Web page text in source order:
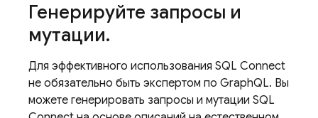
Генерируйте запросы и
мутации.
Для эффективного использования SQL Connect
не обязательно быть экспертом по GraphQL. Вы
можете генерировать запросы и мутации SQL